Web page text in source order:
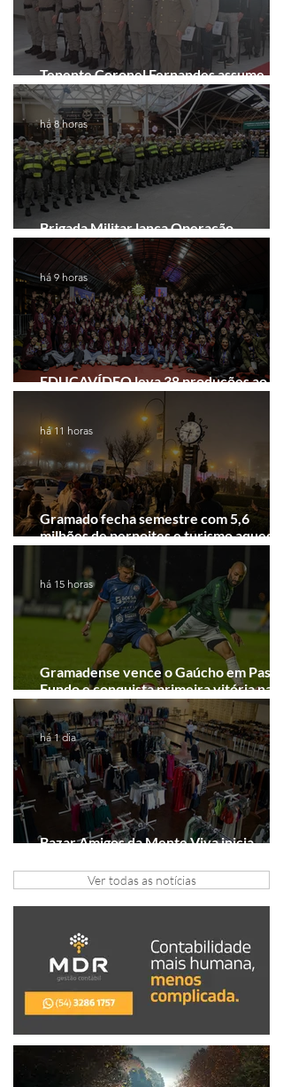
Tenente Coronel Fernandes assume
comando do 41º BPM em Gramado
Brigada Militar lança Operação
Convergência na Região das Hortênsias
há 8 horas
EDUCAVÍDEO leva 38 produções ao
Festival de Cinema de Gramado
há 9 horas
Gramado fecha semestre com 5,6
milhões de pernoites e turismo
Junho desponta!
há 11 horas
Gramadense vence o Gaúcho em Passo
Fundo e conquista primeira vitória na
Série A2
há 15 horas
Bazar Amigos da Mente Viva inicia
há 1 dia
Ver todas as notícias